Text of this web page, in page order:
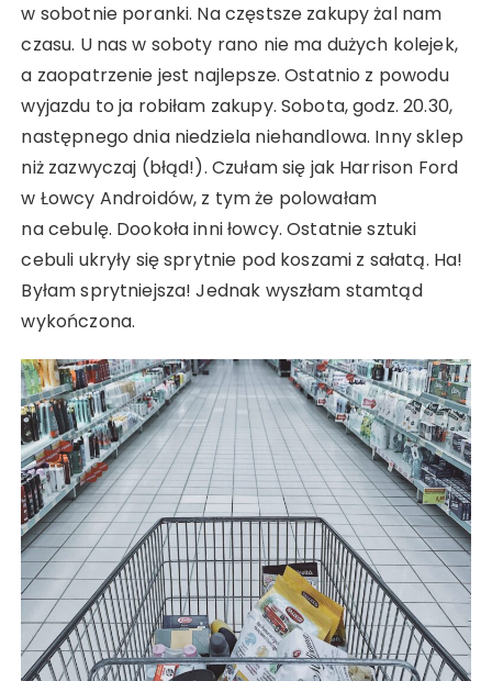
w sobotnie poranki. Na częstsze zakupy żal nam
czasu. U nas w soboty rano nie ma dużych kolejek,
a zaopatrzenie jest najlepsze. Ostatnio z powodu
wyjazdu to ja robiłam zakupy. Sobota, godz. 20.30,
następnego dnia niedziela niehandlowa. Inny sklep
niż zazwyczaj (błąd!). Czułam się jak Harrison Ford
w Łowcy Androidów, z tym że polowałam
na cebulę. Dookoła inni łowcy. Ostatnie sztuki
cebuli ukryły się sprytnie pod koszami z sałatą. Ha!
Byłam sprytniejsza! Jednak wyszłam stamtąd
wykończona.